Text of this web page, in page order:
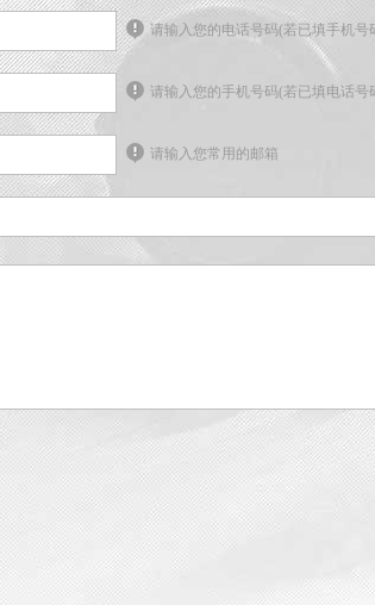
请输入您的电话号码(若已填手机号
请输入您的手机号码(若已填电话号
请输入您常用的邮箱